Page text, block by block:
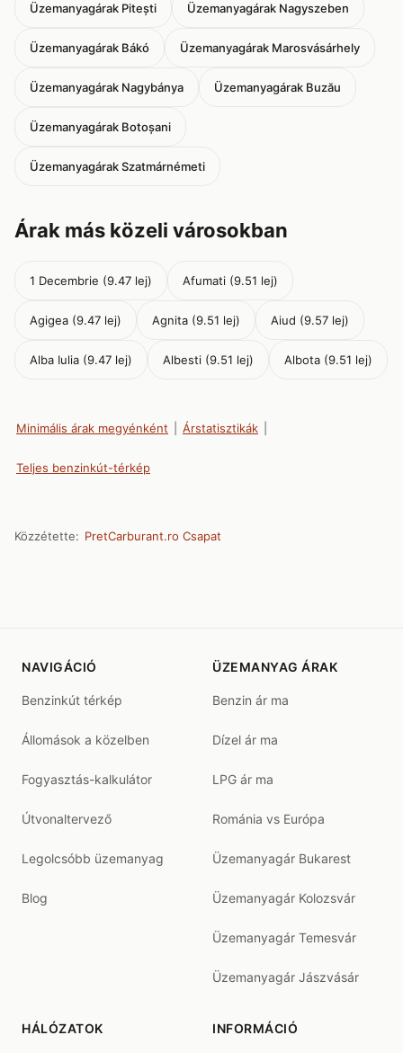
Üzemanyagárak Pitești Üzemanyagárak Nagyszeben
Üzemanyagárak Bákó Üzemanyagárak Marosvásárhely
Üzemanyagárak Nagybánya Üzemanyagárak Buzău
Üzemanyagárak Botoșani
Üzemanyagárak Szatmárnémeti
Árak más közeli városokban
1 Decembrie (9.47 lej) Afumati (9.51 lej)
Agigea (9.47 lej) Agnita (9.51 lej) Aiud (9.57 lej)
Alba Iulia (9.47 lej) Albesti (9.51 lej) Albota (9.51 lej)
Minimális árak megyénként Árstatisztikák
Teljes benzinkút-térkép
Közzétette: PretCarburant.ro Csapat
NAVIGÁCIÓ
Benzinkút térkép
Állomások a közelben
Fogyasztás-kalkulátor
Útvonaltervező
Legolcsóbb üzemanyag
Blog
ÜZEMANYAG ÁRAK
Benzin ár ma
Dízel ár ma
LPG ár ma
Románia vs Európa
Üzemanyagár Bukarest
Üzemanyagár Kolozsvár
Üzemanyagár Temesvár
Üzemanyagár Jászvásár
HÁLÓZATOK INFORMÁCIÓ